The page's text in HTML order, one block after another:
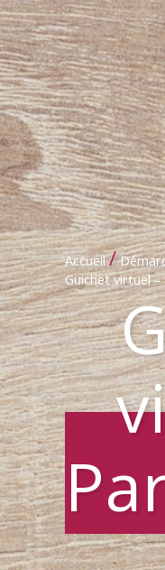
Accueil /
Guichet virtuel